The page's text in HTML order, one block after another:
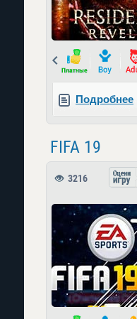
Prev
Подробнее
FIFA 19
3216